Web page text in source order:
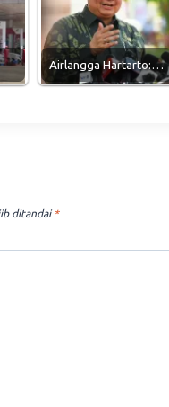
Airlangga Hartarto:…
ditandai *